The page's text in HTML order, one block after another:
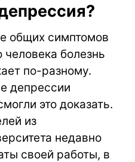
общих симптомов
болезнь
по-разному.
депрессии
это доказать.
из
недавно
своей работы, в